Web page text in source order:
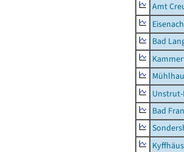
Amt
Bad
Bad